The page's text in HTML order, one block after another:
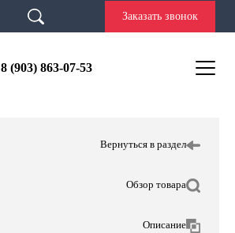
Заказать звонок
8 (903) 863-07-53
Вернуться в раздел
Обзор товара
Описание